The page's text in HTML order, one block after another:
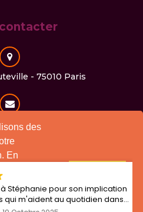
- 75010 Paris
30 25 71
pour son implication
m'aident au quotidien dans
des
En
vous
cookies